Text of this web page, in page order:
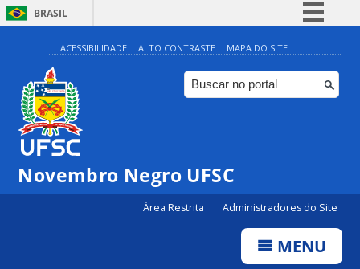
BRASIL
Simplifique!
Comunica BR
Participe
ACESSIBILIDADE ALTO CONTRASTE MAPA DO SITE
Novembro Negro UFSC
Área Restrita Administradores do Site
MENU